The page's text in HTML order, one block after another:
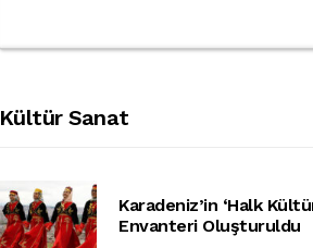
Kültür Sanat
Karadeniz’in ‘halk
Envanteri Oluşturuldu